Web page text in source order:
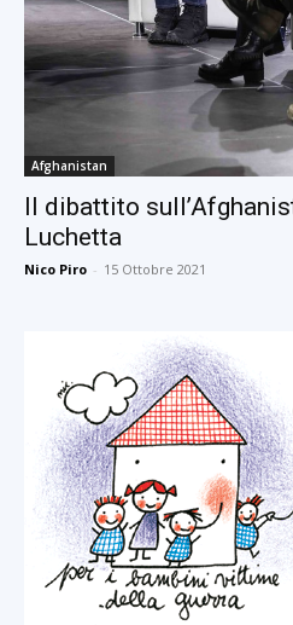
Afghanistan
Il dibattito
Luchetta
Nico Piro - 15 Ottobre 2021